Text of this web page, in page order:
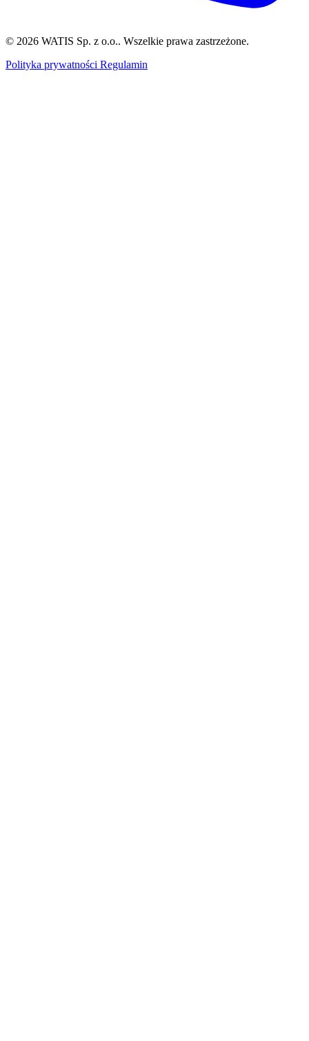
© 2026 WATIS Sp. z o.o.. Wszelkie prawa zastrzeżone.
Polityka prywatności Regulamin